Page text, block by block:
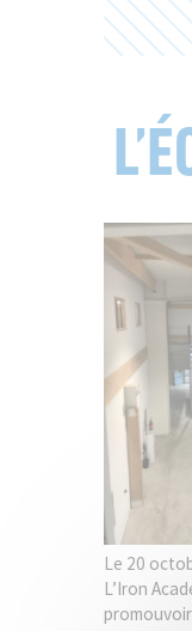
Le 20
L’Iron